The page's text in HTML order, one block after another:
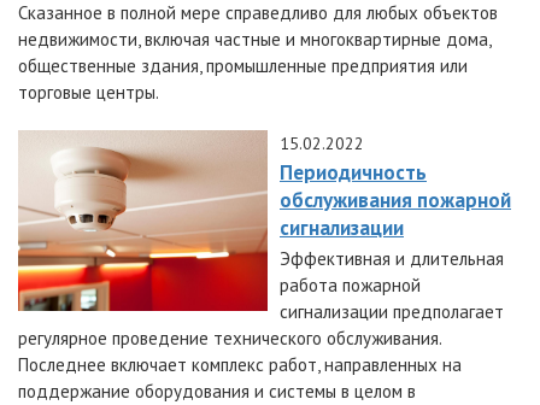
Сказанное в полной мере справедливо для любых объектов
недвижимости, включая частные и многоквартирные дома,
общественные здания, промышленные предприятия или
торговые центры.
15.02.2022
Периодичность
обслуживания пожарной
сигнализации
Эффективная и длительная
работа пожарной
сигнализации предполагает
регулярное проведение технического обслуживания.
Последнее включает комплекс работ, направленных на
поддержание оборудования и системы в целом в